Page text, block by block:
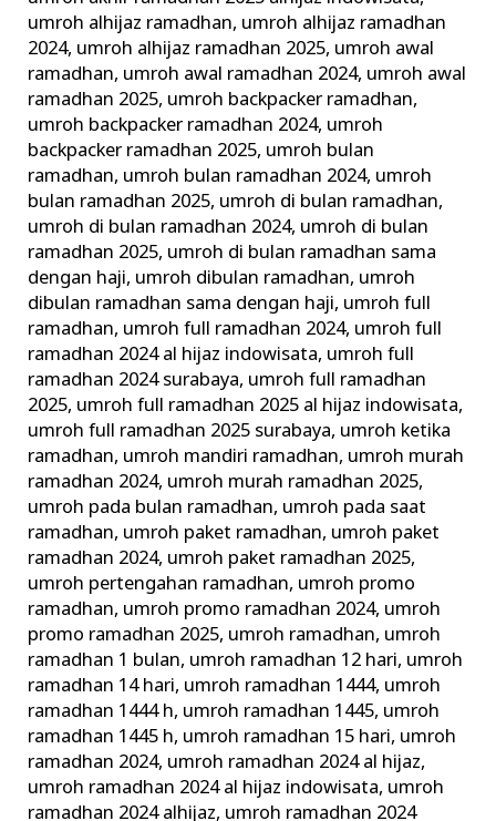
umroh alhijaz ramadhan, umroh alhijaz ramadhan
2024, umroh alhijaz ramadhan 2025, umroh awal
ramadhan, umroh awal ramadhan 2024, umroh awal
ramadhan 2025, umroh backpacker ramadhan,
umroh backpacker ramadhan 2024, umroh
backpacker ramadhan 2025, umroh bulan
ramadhan, umroh bulan ramadhan 2024, umroh
bulan ramadhan 2025, umroh di bulan ramadhan,
umroh di bulan ramadhan 2024, umroh di bulan
ramadhan 2025, umroh di bulan ramadhan sama
dengan haji, umroh dibulan ramadhan, umroh
dibulan ramadhan sama dengan haji, umroh full
ramadhan, umroh full ramadhan 2024, umroh full
ramadhan 2024 al hijaz indowisata, umroh full
ramadhan 2024 surabaya, umroh full ramadhan
2025, umroh full ramadhan 2025 al hijaz indowisata,
umroh full ramadhan 2025 surabaya, umroh ketika
ramadhan, umroh mandiri ramadhan, umroh murah
ramadhan 2024, umroh murah ramadhan 2025,
umroh pada bulan ramadhan, umroh pada saat
ramadhan, umroh paket ramadhan, umroh paket
ramadhan 2024, umroh paket ramadhan 2025,
umroh pertengahan ramadhan, umroh promo
ramadhan, umroh promo ramadhan 2024, umroh
promo ramadhan 2025, umroh ramadhan, umroh
ramadhan 1 bulan, umroh ramadhan 12 hari, umroh
ramadhan 14 hari, umroh ramadhan 1444, umroh
ramadhan 1444 h, umroh ramadhan 1445, umroh
ramadhan 1445 h, umroh ramadhan 15 hari, umroh
ramadhan 2024, umroh ramadhan 2024 al hijaz,
umroh ramadhan 2024 al hijaz indowisata, umroh
ramadhan 2024 alhijaz, umroh ramadhan 2024